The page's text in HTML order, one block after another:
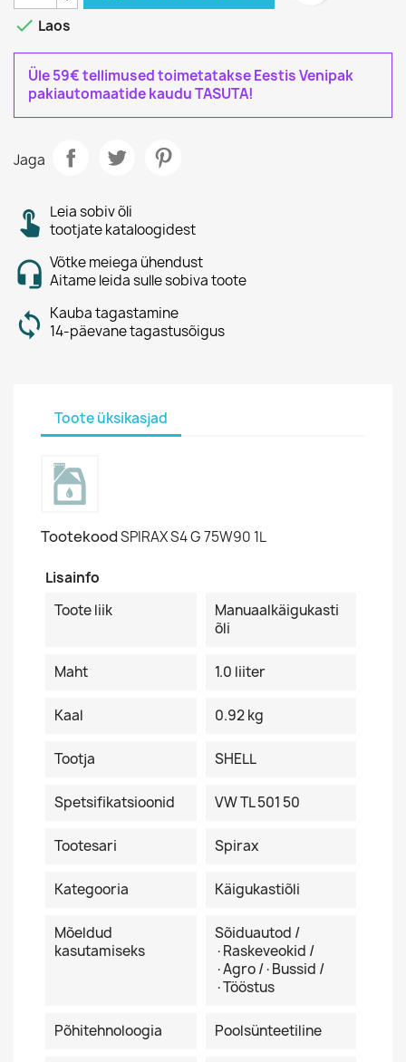
 Laos
Üle 59€ tellimused toimetatakse Eestis Venipak
pakiautomaatide kaudu TASUTA!
Jaga
Leia sobiv õli
tootjate kataloogidest
Võtke meiega ühendust
Aitame leida sulle sobiva toote
Kauba tagastamine
14-päevane tagastusõigus
Toote üksikasjad
TootekoodSPIRAX S4 G 75W90 1L
Lisainfo
Toote liik
Manuaalkäigukasti
õli
Maht 1.0 liiter
Kaal 0.92 kg
Tootja SHELL
Spetsifikatsioonid VW TL 501 50
Tootesari Spirax
Kategooria Käigukastiõli
Mõeldud
kasutamiseks
Sõiduautod /
·Raskeveokid /
·Agro /·Bussid /
·Tööstus
Põhitehnoloogia Poolsünteetiline